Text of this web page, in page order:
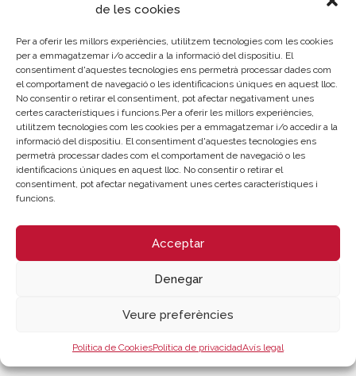
de les cookies
Per a oferir les millors experiències, utilitzem tecnologies com les cookies
per a emmagatzemar i/o accedir a la informació del dispositiu. El
consentiment d'aquestes tecnologies ens permetrà processar dades com
el comportament de navegació o les identificacions úniques en aquest lloc.
No consentir o retirar el consentiment, pot afectar negativament unes
certes característiques i funcions.Per a oferir les millors experiències,
utilitzem tecnologies com les cookies per a emmagatzemar i/o accedir a la
informació del dispositiu. El consentiment d'aquestes tecnologies ens
permetrà processar dades com el comportament de navegació o les
identificacions úniques en aquest lloc. No consentir o retirar el
consentiment, pot afectar negativament unes certes característiques i
funcions.
Acceptar
Denegar
Veure preferències
Política de CookiesPolítica de privacidadAvís legal
CONTACTE